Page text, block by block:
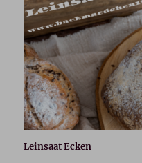
Leinsaat Ecken